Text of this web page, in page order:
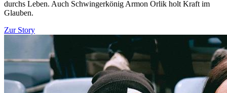
durchs Leben. Auch Schwingerkönig Armon Orlik holt Kraft im
Glauben.
Zur Story